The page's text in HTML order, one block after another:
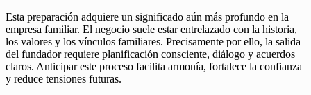
Esta preparación adquiere un significado aún más profundo en la
empresa familiar. El negocio suele estar entrelazado con la historia,
los valores y los vínculos familiares. Precisamente por ello, la salida
del fundador requiere planificación consciente, diálogo y acuerdos
claros. Anticipar este proceso facilita armonía, fortalece la confianza
y reduce tensiones futuras.